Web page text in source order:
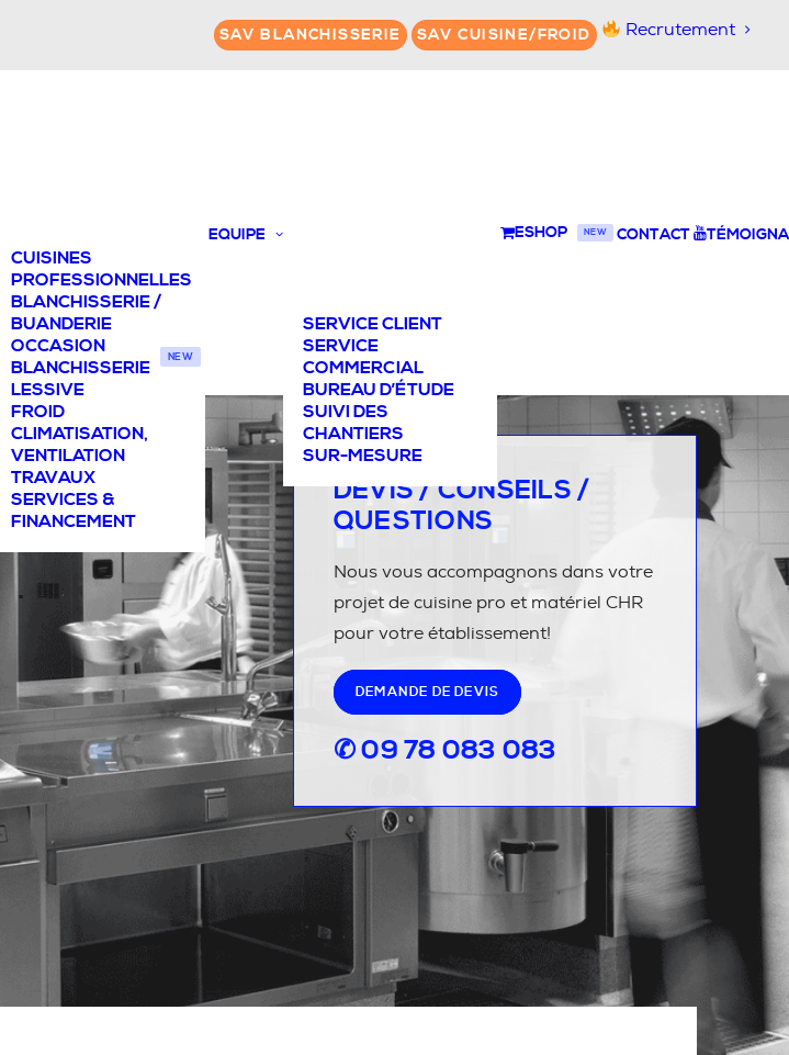
SAV BLANCHISSERIE SAV CUISINE/FROID Recrutement
CUISINES
PROFESSIONNELLES
BLANCHISSERIE /
BUANDERIE
OCCASION
BLANCHISSERIE
NEW
LESSIVE
FROID
CLIMATISATION,
VENTILATION
TRAVAUX
SERVICES &
FINANCEMENT
EQUIPE
SERVICE CLIENT
SERVICE
COMMERCIAL
BUREAU D’ÉTUDE
SUIVI DES
CHANTIERS
SUR-MESURE
ESHOP NEW CONTACT
DEVIS / CONSEILS /
QUESTIONS
Nous vous accompagnons dans votre
projet de cuisine pro et matériel CHR
pour votre établissement!
DEMANDE DE DEVIS
✆ 09 78 083 083